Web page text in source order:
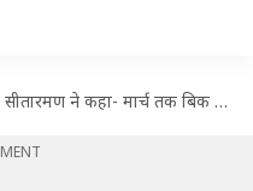
ने कहा- मार्च तक बिक जाएंगी कर्ज में डूबी ये दो सरकारी कंपनियां